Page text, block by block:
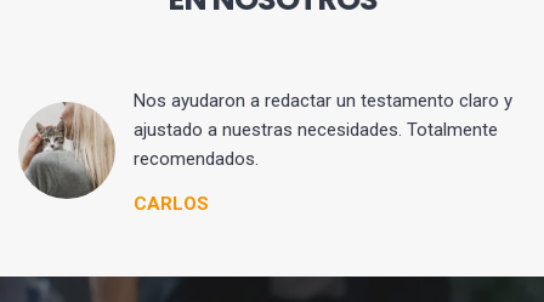
Nos ayudaron a redactar un testamento claro y
ajustado a nuestras necesidades. Totalmente
recomendados.
CARLOS